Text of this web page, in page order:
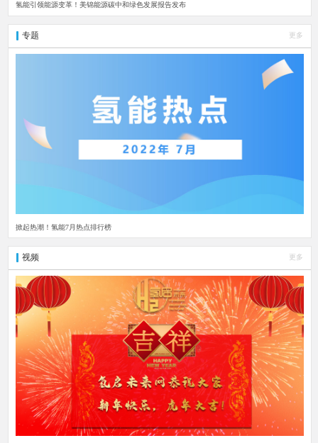
氢能引领能源变革！美锦能源碳中和绿色发展报告发布
专题 更多
掀起热潮！氢能7月热点排行榜
视频 更多